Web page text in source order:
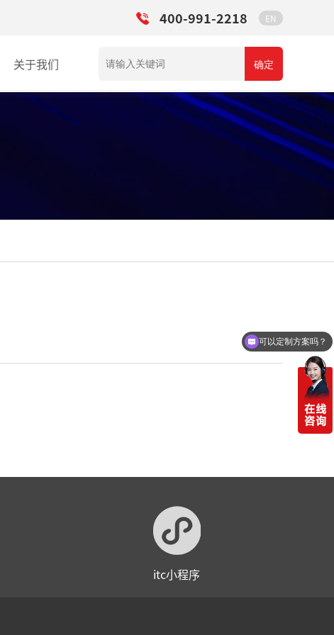
400-991-2218 EN
关于我们 确定
itc小程序
可以定制方案吗？